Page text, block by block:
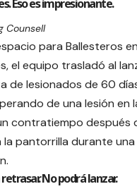
Eso es impresionante.
Counsell
para Ballesteros
el equipo trasladó al
de lesionados de 60
de una lesión en
contratiempo después
pantorrilla durante una
retrasar. No podrá lanzar.